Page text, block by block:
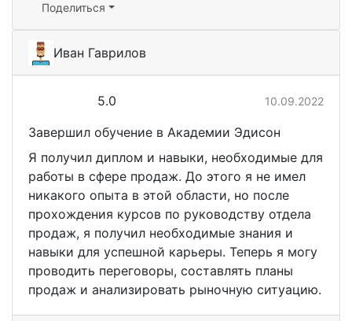
Поделиться
Иван Гаврилов
5.0 10.09.2022
Завершил обучение в Академии Эдисон
Я получил диплом и навыки, необходимые для
работы в сфере продаж. До этого я не имел
никакого опыта в этой области, но после
прохождения курсов по руководству отдела
продаж, я получил необходимые знания и
навыки для успешной карьеры. Теперь я могу
проводить переговоры, составлять планы
продаж и анализировать рыночную ситуацию.